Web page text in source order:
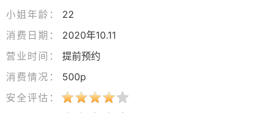
小姐年龄：
22
消费日期：
2020年10.11
营业时间：
提前预约
消费情况：
500p
安全评估：